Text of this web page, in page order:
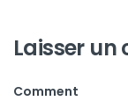
Laisser
Comment